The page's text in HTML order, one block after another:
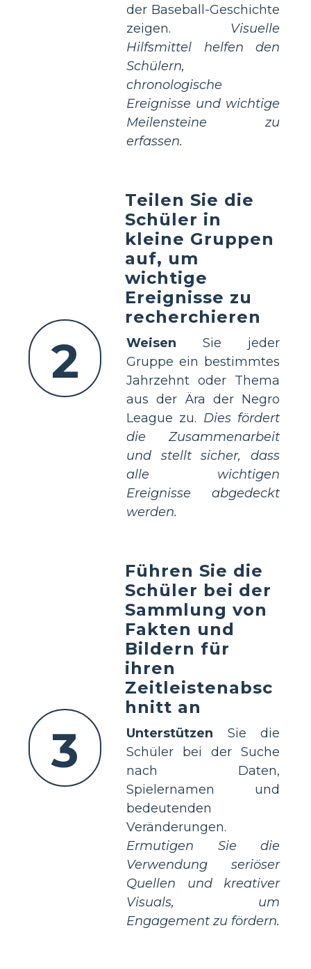
der Baseball-Geschichte
zeigen. Visuelle
Hilfsmittel helfen den
Schülern,
chronologische
Ereignisse und wichtige
Meilensteine zu
erfassen.
2
Teilen Sie die
Schüler in
kleine Gruppen
auf, um
wichtige
Ereignisse zu
recherchieren
Weisen Sie jeder
Gruppe ein bestimmtes
Jahrzehnt oder Thema
aus der Ära der Negro
League zu. Dies fördert
die Zusammenarbeit
und stellt sicher, dass
alle wichtigen
Ereignisse abgedeckt
werden.
3
Führen Sie die
Schüler bei der
Sammlung von
Fakten und
Bildern für
ihren
Zeitleistenabsc
hnitt an
Unterstützen Sie die
Schüler bei der Suche
nach Daten,
Spielernamen und
bedeutenden
Veränderungen.
Ermutigen Sie die
Verwendung seriöser
Quellen und kreativer
Visuals, um
Engagement zu fördern.